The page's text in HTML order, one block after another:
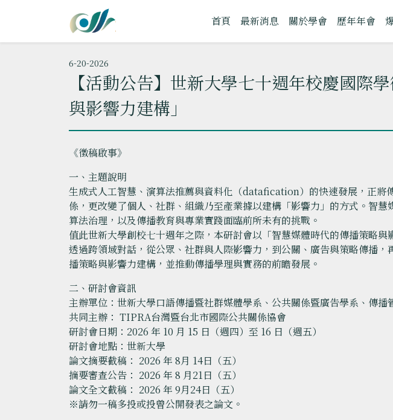
首頁 最新消息 關於學會 歷年年會
6-20-2026
【活動公告】世新大學七十週年校慶國際
與影響力建構」
《徵稿啟事》
一、主題說明
生成式人工智慧、演算法推薦與資料化（datafication）的快速發展，正將
係，更改變了個人、社群、組織乃至產業據以建構「影響力」的方式。智
算法治理，以及傳播教育與專業實踐面臨前所未有的挑戰。
值此世新大學創校七十週年之際，本研討會以「智慧媒體時代的傳播策略
透過跨領域對話，從公眾、社群與人際影響力，到公關、廣告與策略傳播
播策略與影響力建構，並推動傳播學理與實務的前瞻發展。
二、研討會資訊
主辦單位：世新大學口語傳播暨社群媒體學系、公共關係暨廣告學系、傳播
共同主辦： TIPRA台灣暨台北市國際公共關係協會
研討會日期：2026 年 10 月 15 日（週四）至 16 日（週五）
研討會地點：世新大學
論文摘要截稿： 2026 年 8月 14日（五）
摘要審查公告： 2026 年 8 月21日（五）
論文全文截稿： 2026 年 9月24日（五）
※請勿一稿多投或投曾公開發表之論文。